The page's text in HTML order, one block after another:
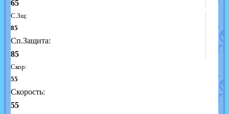
65
С.Зщ:
85
Сп.Защита:
85
Скор:
55
Скорость:
55